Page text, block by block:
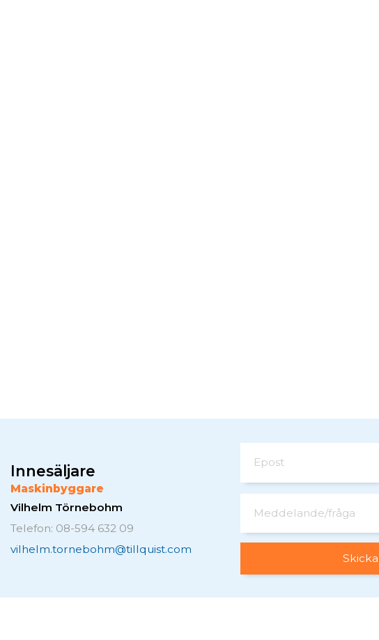
Innesäljare
Maskinbyggare
Vilhelm Törnebohm
Telefon: 08-594 632 09
vilhelm.tornebohm@tillquist.com
Epost
Meddelande/fråga